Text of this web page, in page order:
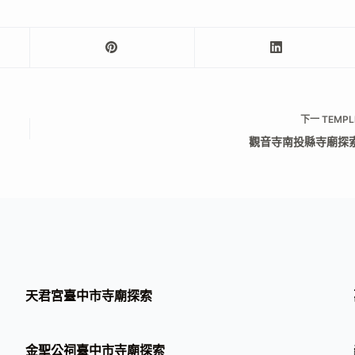
下一
觀音寺南投縣寺廟探
天君宮臺中市寺廟探索
金聖公祠臺中市寺廟探索